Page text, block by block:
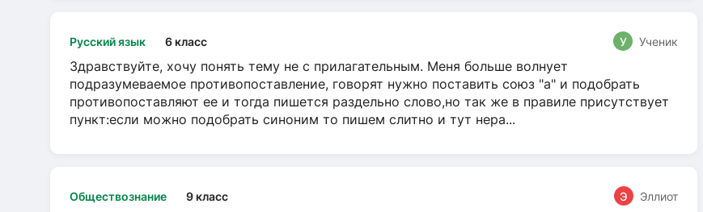
Русский язык 6 класс У Ученик
Здравствуйте, хочу понять тему не с прилагательным. Меня больше волнует
подразумеваемое противопоставление, говорят нужно поставить союз "а" и подобрать
противопоставляют ее и тогда пишется раздельно слово,но так же в правиле присутствует
пункт:если можно подобрать синоним то пишем слитно и тут нера...
Обществознание 9 класс Э Эллиот